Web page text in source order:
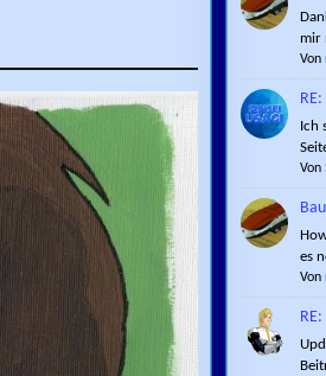
mir
Von
Ich
Von
es
Von